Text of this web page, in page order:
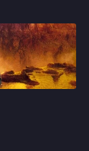
passos de Allan
É uma
um sopro de
vemos a
Destaque
que devem